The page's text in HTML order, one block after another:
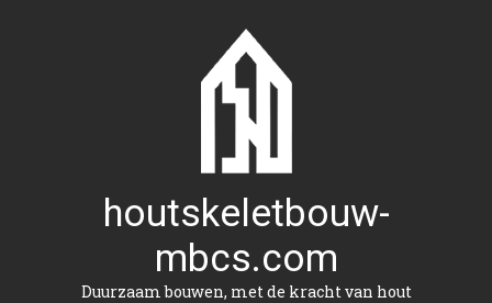
houtskeletbouw-
mbcs.com
Duurzaam bouwen, met de kracht van hout